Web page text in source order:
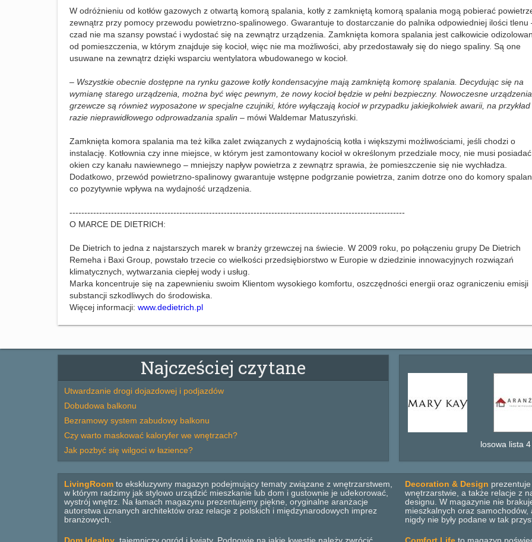
W odróżnieniu od kotłów gazowych z otwartą komorą spalania, kotły z zamkniętą komorą spalania mogą pobierać
zewnątrz przy pomocy przewodu powietrzno-spalinowego. Gwarantuje to dostarczanie do palnika odpowiedniej ilości tlenu
czad nie ma szansy powstać i wydostać się na zewnątrz urządzenia. Zamknięta komora spalania jest całkowicie
od pomieszczenia, w którym znajduje się kocioł, więc nie ma możliwości, aby przedostawały się do niego spaliny. Są one
usuwane na zewnątrz dzięki wsparciu wentylatora wbudowanego w kocioł.
– Wszystkie obecnie dostępne na rynku gazowe kotły kondensacyjne mają zamkniętą komorę spalania. Decydując się na
wymianę starego urządzenia, można być więc pewnym, że nowy kocioł będzie w pełni bezpieczny. Nowoczesne urządzenia
grzewcze są również wyposażone w specjalne czujniki, które wyłączają kocioł w przypadku jakiejkolwiek awarii, na przykład
razie nieprawidłowego odprowadzania spalin – mówi Waldemar Matuszyński.
Zamknięta komora spalania ma też kilka zalet związanych z wydajnością kotła i większymi możliwościami, jeśli chodzi o
instalację. Kotłownia czy inne miejsce, w którym jest zamontowany kocioł w określonym przedziale mocy, nie musi posiadać
okien czy kanału nawiewnego – mniejszy napływ powietrza z zewnątrz sprawia, że pomieszczenie się nie wychładza.
Dodatkowo, przewód powietrzno-spalinowy gwarantuje wstępne podgrzanie powietrza, zanim dotrze ono do komory
co pozytywnie wpływa na wydajność urządzenia.
-----------------------------------------------------------------------------------------------------------------
O MARCE DE DIETRICH:
De Dietrich to jedna z najstarszych marek w branży grzewczej na świecie. W 2009 roku, po połączeniu grupy De Dietrich
Remeha i Baxi Group, powstało trzecie co wielkości przedsiębiorstwo w Europie w dziedzinie innowacyjnych rozwiązań
klimatycznych, wytwarzania ciepłej wody i usług.
Marka koncentruje się na zapewnieniu swoim Klientom wysokiego komfortu, oszczędności energii oraz ograniczeniu emisji
substancji szkodliwych do środowiska.
Więcej informacji: www.dedietrich.pl
Najcześciej czytane
Utwardzanie drogi dojazdowej i podjazdów
Dobudowa balkonu
Bezramowy system zabudowy balkonu
Czy warto maskować kaloryfer we wnętrzach?
Jak pozbyć się wilgoci w łazience?
losowa lista
LivingRoom to ekskluzywny magazyn podejmujący tematy związane z wnętrzarstwem,
w którym radzimy jak stylowo urządzić mieszkanie lub dom i gustownie je udekorować,
wystrój wnętrz. Na łamach magazynu prezentujemy piękne, oryginalne aranżacje
autorstwa uznanych architektów oraz relacje z polskich i międzynarodowych imprez
branżowych.
Decoration & Design
wnętrzarstwie, a także relacje z
designu. W magazynie nie
mieszkalnych oraz
nigdy nie były podane w tak